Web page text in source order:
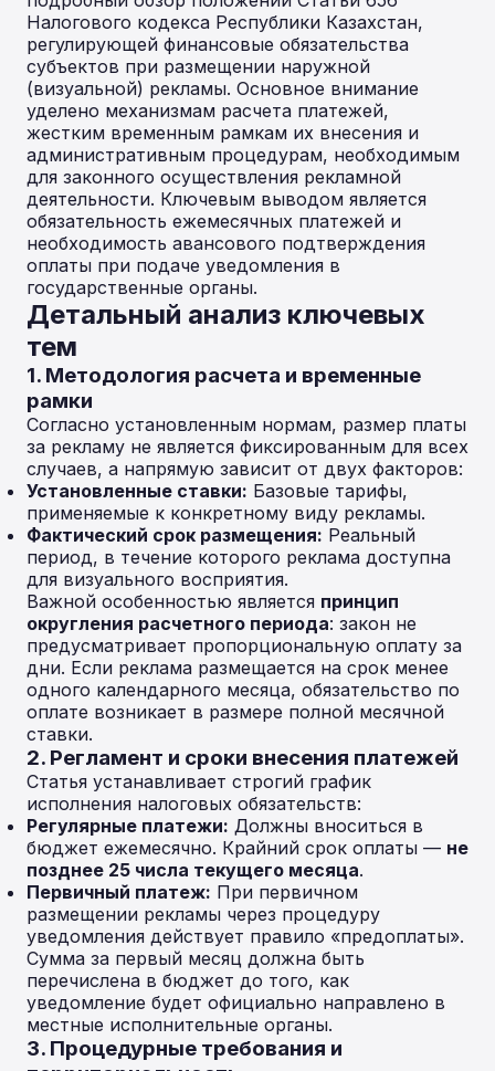
Налогового кодекса Республики Казахстан,
регулирующей финансовые обязательства
субъектов при размещении наружной
(визуальной) рекламы. Основное внимание
уделено механизмам расчета платежей,
жестким временным рамкам их внесения и
административным процедурам, необходимым
для законного осуществления рекламной
деятельности. Ключевым выводом является
обязательность ежемесячных платежей и
необходимость авансового подтверждения
оплаты при подаче уведомления в
государственные органы.
Детальный анализ ключевых
тем
1. Методология расчета и временные
рамки
Согласно установленным нормам, размер платы
за рекламу не является фиксированным для всех
случаев, а напрямую зависит от двух факторов:
Установленные ставки: Базовые тарифы,
применяемые к конкретному виду рекламы.
Фактический срок размещения: Реальный
период, в течение которого реклама доступна
для визуального восприятия.
Важной особенностью является принцип
округления расчетного периода: закон не
предусматривает пропорциональную оплату за
дни. Если реклама размещается на срок менее
одного календарного месяца, обязательство по
оплате возникает в размере полной месячной
ставки.
2. Регламент и сроки внесения платежей
Статья устанавливает строгий график
исполнения налоговых обязательств:
Регулярные платежи: Должны вноситься в
бюджет ежемесячно. Крайний срок оплаты — не
позднее 25 числа текущего месяца.
Первичный платеж: При первичном
размещении рекламы через процедуру
уведомления действует правило «предоплаты».
Сумма за первый месяц должна быть
перечислена в бюджет до того, как
уведомление будет официально направлено в
местные исполнительные органы.
3. Процедурные требования и